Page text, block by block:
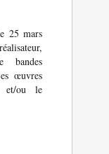
25 mars
bandes
œuvres
et/ou le